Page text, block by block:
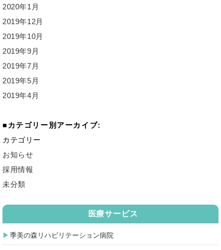
2020年1月
2019年12月
2019年10月
2019年9月
2019年7月
2019年5月
2019年4月
カテゴリー別アーカイブ:
カテゴリー
お知らせ
採用情報
未分類
医療サービス
季美の森リハビリテーション病院